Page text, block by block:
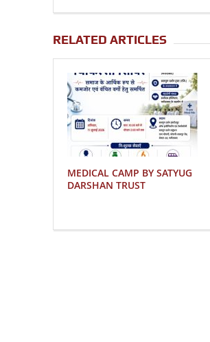
RELATED ARTICLES
MEDICAL CAMP BY SATYUG
DARSHAN TRUST